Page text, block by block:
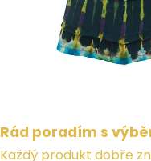
Rád poradím s
Každý produkt dobře